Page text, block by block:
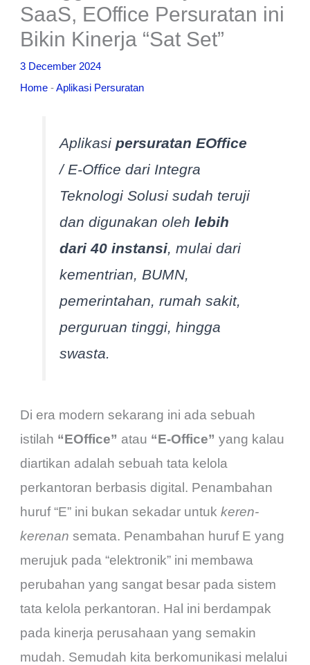
SaaS, EOffice Persuratan ini
Bikin Kinerja “Sat Set”
3 December 2024
Home -Aplikasi Persuratan
Aplikasipersuratan EOffice
/ E-Office dari Integra
Teknologi Solusi sudah teruji
dan digunakan oleh lebih
dari 40 instansi, mulai dari
kementrian, BUMN,
pemerintahan, rumah sakit,
perguruan tinggi, hingga
swasta.
Di era modern sekarang ini ada sebuah
istilah “EOffice” atau “E-Office” yang kalau
diartikan adalah sebuah tata kelola
perkantoran berbasis digital. Penambahan
huruf “E” ini bukan sekadar untukkeren-
kerenan semata. Penambahan huruf E yang
merujuk pada “elektronik” ini membawa
perubahan yang sangat besar pada sistem
tata kelola perkantoran. Hal ini berdampak
pada kinerja perusahaan yang semakin
mudah. Semudah kita berkomunikasi melalui